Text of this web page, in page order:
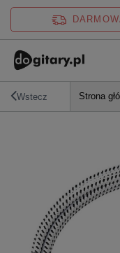
Wstecz Strona